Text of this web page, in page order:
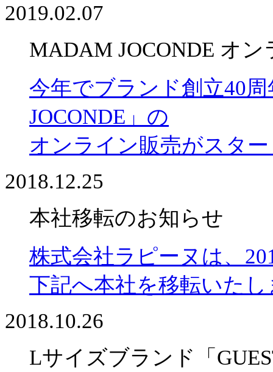
2019.02.07
MADAM JOCONDE オ
今年でブランド創立40
JOCONDE」の
オンライン販売がスタ
2018.12.25
本社移転のお知らせ
株式会社ラピーヌは、
下記へ本社を移転いた
2018.10.26
Lサイズブランド「